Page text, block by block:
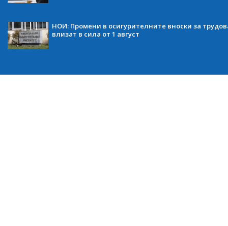
НОИ: Промени в осигурителните вноски за
влизат в сила от 1 август